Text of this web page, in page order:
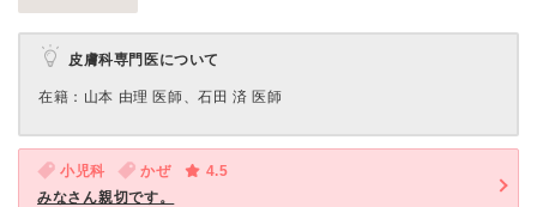
皮膚科専門医について
在籍：山本 由理 医師、石田 済 医師
小児科 かぜ
4.5
みなさん親切です。